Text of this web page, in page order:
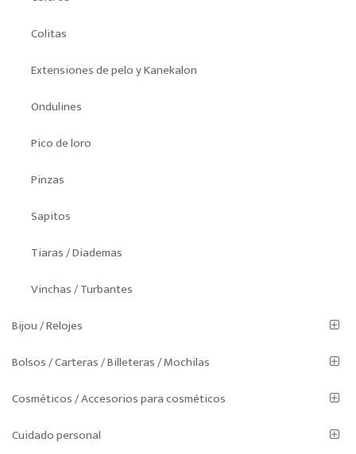
Colitas
Extensiones de pelo y Kanekalon
Ondulines
Pico de loro
Pinzas
Sapitos
Tiaras / Diademas
Vinchas / Turbantes
Bijou / Relojes
Bolsos / Carteras / Billeteras / Mochilas
Cosméticos / Accesorios para cosméticos
Cuidado personal